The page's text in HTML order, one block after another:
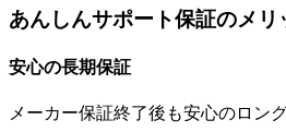
あんしんサポート保証のメリ
安心の長期保証
メーカー保証終了後も安心のロン